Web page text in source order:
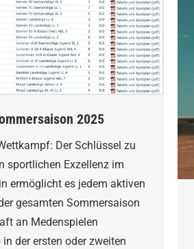
2025
Der Schlüssel zu
sportlichen Exzellenz im
ermöglicht es jedem aktiven
gesamten Sommersaison
an Medenspielen
der ersten oder zweiten